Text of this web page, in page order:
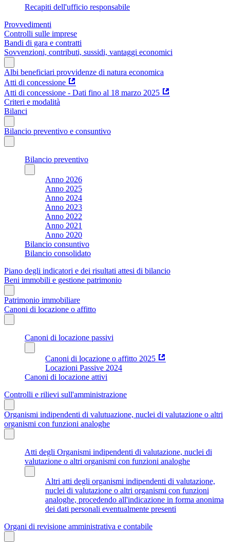
Recapiti dell'ufficio responsabile
Provvedimenti
Controlli sulle imprese
Bandi di gara e contratti
Sovvenzioni, contributi, sussidi, vantaggi economici
Albi beneficiari provvidenze di natura economica
Atti di concessione
Atti di concessione - Dati fino al 18 marzo 2025
Criteri e modalità
Bilanci
Bilancio preventivo e consuntivo
Bilancio preventivo
Anno 2026
Anno 2025
Anno 2024
Anno 2023
Anno 2022
Anno 2021
Anno 2020
Bilancio consuntivo
Bilancio consolidato
Piano degli indicatori e dei risultati attesi di bilancio
Beni immobili e gestione patrimonio
Patrimonio immobiliare
Canoni di locazione o affitto
Canoni di locazione passivi
Canoni di locazione o affitto 2025
Locazioni Passive 2024
Canoni di locazione attivi
Controlli e rilievi sull'amministrazione
Organismi indipendenti di valutuazione, nuclei di valutazione o altri
organismi con funzioni analoghe
Atti degli Organismi indipendenti di valutazione, nuclei di
valutazione o altri organismi con funzioni analoghe
Altri atti degli organismi indipendenti di valutazione,
nuclei di valutazione o altri organismi con funzioni
analoghe, procedendo all'indicazione in forma anonima
dei dati personali eventualmente presenti
Organi di revisione amministrativa e contabile